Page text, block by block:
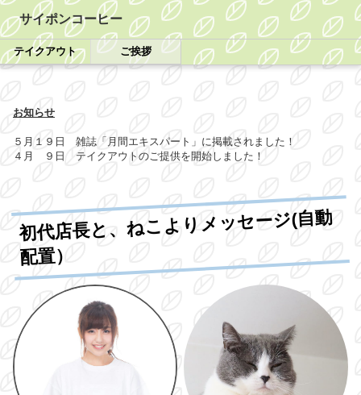
サイポンコーヒー
テイクアウト ご挨拶
お知らせ
５月１９日 雑誌「月間エキスパート」に掲載されました！
４月 ９日 テイクアウトのご提供を開始しました！
初代店長と、ねこよりメッセージ(自動
配置）